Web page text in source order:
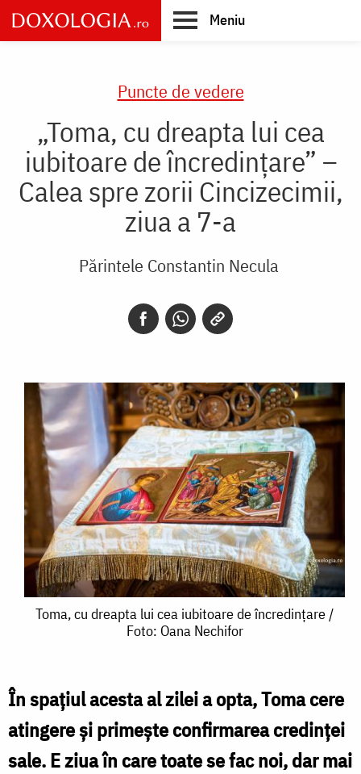
Skip
to
main
Meniu
Puncte de vedere
„Toma, cu dreapta lui cea
iubitoare de încredințare” –
Calea spre zorii Cincizecimii,
ziua a 7-a
Părintele Constantin Necula
Toma,
lui
cea
iubitoare
Toma, cu dreapta lui cea iubitoare de încredințare /
Foto: Oana Nechifor
În spațiul acesta al zilei a opta, Toma cere
atingere și primește confirmarea credinței
sale. E ziua în care toate se fac noi, dar mai